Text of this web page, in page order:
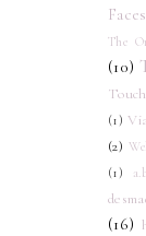
The
(10)
(1)
(2)
(1)
(16)